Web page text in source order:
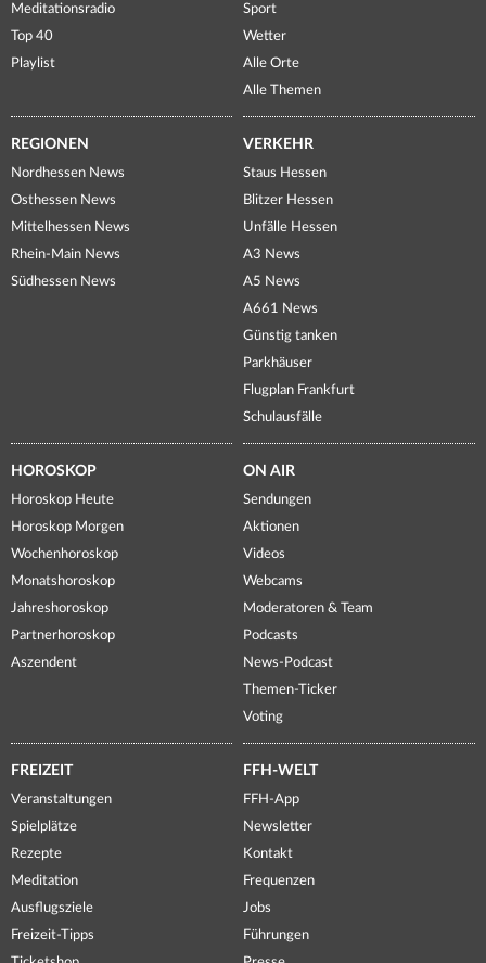
Meditationsradio
Top 40
Playlist
Sport
Wetter
Alle Orte
Alle Themen
REGIONEN
Nordhessen News
Osthessen News
Mittelhessen News
Rhein-Main News
Südhessen News
VERKEHR
Staus Hessen
Blitzer Hessen
Unfälle Hessen
A3 News
A5 News
A661 News
Günstig tanken
Parkhäuser
Flugplan Frankfurt
Schulausfälle
HOROSKOP
Horoskop Heute
Horoskop Morgen
Wochenhoroskop
Monatshoroskop
Jahreshoroskop
Partnerhoroskop
Aszendent
ON AIR
Sendungen
Aktionen
Videos
Webcams
Moderatoren & Team
Podcasts
News-Podcast
Themen-Ticker
Voting
FREIZEIT
Veranstaltungen
Spielplätze
Rezepte
Meditation
Ausflugsziele
Freizeit-Tipps
FFH-WELT
FFH-App
Newsletter
Kontakt
Frequenzen
Jobs
Führungen